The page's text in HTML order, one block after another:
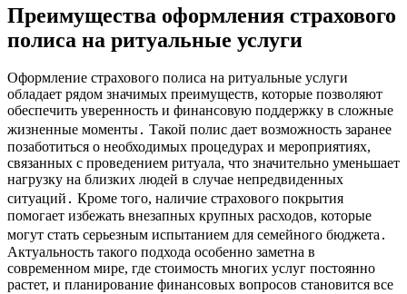
Преимущества оформления страхового
полиса на ритуальные услуги
Оформление страхового полиса на ритуальные услуги
обладает рядом значимых преимуществ, которые позволяют
обеспечить уверенность и финансовую поддержку в сложные
жизненные моменты․ Такой полис дает возможность заранее
позаботиться о необходимых процедурах и мероприятиях,
связанных с проведением ритуала, что значительно уменьшает
нагрузку на близких людей в случае непредвиденных
ситуаций․ Кроме того, наличие страхового покрытия
помогает избежать внезапных крупных расходов, которые
могут стать серьезным испытанием для семейного бюджета․
Актуальность такого подхода особенно заметна в
современном мире, где стоимость многих услуг постоянно
растет, и планирование финансовых вопросов становится все